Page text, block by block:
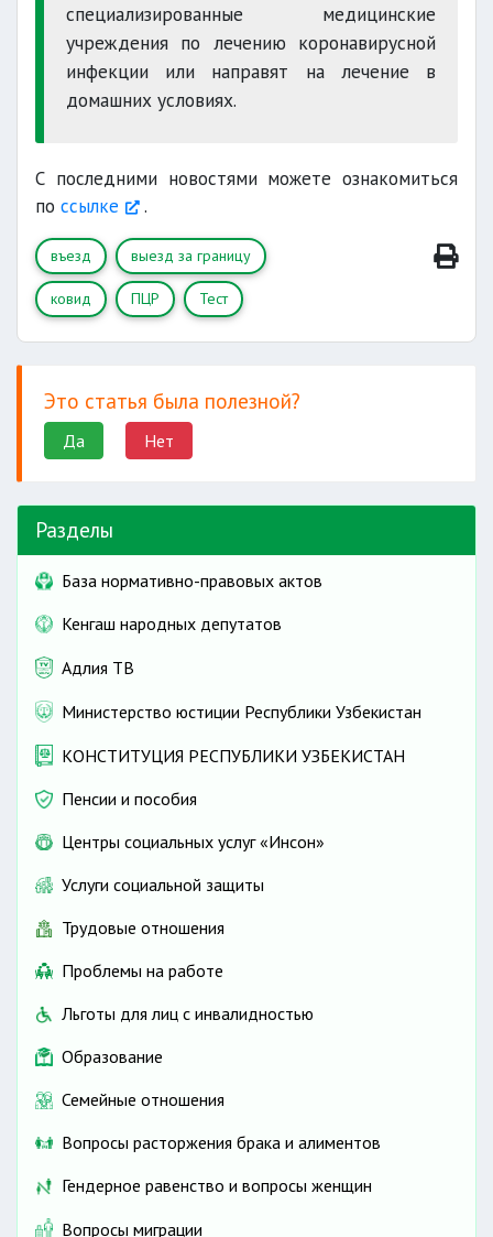
специализированные медицинские
учреждения по лечению коронавирусной
инфекции или направят на лечение в
домашних условиях.
С последними новостями можете ознакомиться
по ссылке .
въезд выезд за границу
ковид ПЦР Тест
Это статья была полезной?
Да Нет
Разделы
База нормативно-правовых актов
Кенгаш народных депутатов
Адлия ТВ
Министерство юстиции Республики Узбекистан
КОНСТИТУЦИЯ РЕСПУБЛИКИ УЗБЕКИСТАН
Пенсии и пособия
Центры социальных услуг «Инсон»
Услуги социальной защиты
Трудовые отношения
Проблемы на работе
Льготы для лиц с инвалидностью
Образование
Семейные отношения
Вопросы расторжения брака и алиментов
Гендерное равенство и вопросы женщин
Вопросы миграции